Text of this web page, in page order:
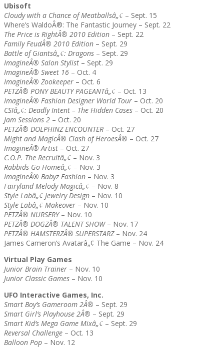
Ubisoft
Cloudy with a Chance of Meatballsâ„¢ – Sept. 15
Where’s WaldoÂ®: The Fantastic Journey – Sept. 22
The Price is RightÂ® 2010 Edition – Sept. 22
Family FeudÂ® 2010 Edition – Sept. 29
Battle of Giantsâ„¢: Dragons – Sept. 29
ImagineÂ® Salon Stylist – Sept. 29
ImagineÂ® Sweet 16 – Oct. 4
ImagineÂ® Zookeeper – Oct. 6
PETZÂ® PONY BEAUTY PAGEANTâ„¢ – Oct. 13
ImagineÂ® Fashion Designer World Tour – Oct. 20
CSIâ„¢: Deadly Intent – The Hidden Cases – Oct. 20
Jam Sessions 2 – Oct. 20
PETZÂ® DOLPHINZ ENCOUNTER – Oct. 27
Might and MagicÂ® Clash of HeroesÂ® – Oct. 27
ImagineÂ® Artist – Oct. 27
C.O.P. The Recruitâ„¢ – Nov. 3
Rabbids Go Homeâ„¢ – Nov. 3
ImagineÂ® Babyz Fashion – Nov. 3
Fairyland Melody Magicâ„¢ – Nov. 8
Style Labâ„¢ Jewelry Design – Nov. 10
Style Labâ„¢ Makeover – Nov. 10
PETZÂ® NURSERY– Nov. 10
PETZÂ® DOGZÂ® TALENT SHOW– Nov. 17
PETZÂ® HAMSTERZÂ® SUPERSTARZ – Nov. 24
James Cameron’s Avatarâ„¢ The Game – Nov. 24
Virtual Play Games
Junior Brain Trainer – Nov. 10
Junior Classic Games – Nov. 10
UFO Interactive Games, Inc.
Smart Boy’s Gameroom 2Â® – Sept. 29
Smart Girl’s Playhouse 2Â® – Sept. 29
Smart Kid’s Mega Game Mixâ„¢ – Sept. 29
Reversal Challenge – Oct. 13
Balloon Pop – Nov. 12